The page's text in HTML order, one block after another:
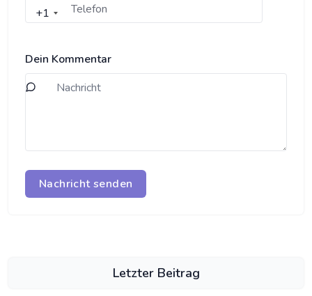
+1
Dein Kommentar
Nachricht senden
Letzter Beitrag